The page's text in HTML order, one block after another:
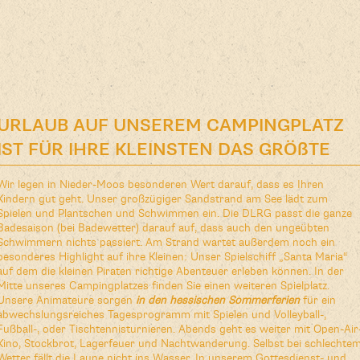
den Nieder-Mooser See. Im
Karpfen, Zander, Barsche,
Tageskarte erhalten Sie mit
am Nieder-Mooser
angeln wollen
in den Briefkasten an der
zwischen 10:00 Uhr und
15,- €. Das Angeln ist nur
weltweites Versteckspiel, bei
versteckt und mittels
mit einem GPS-Gerät kann
Sommerresidenz der
Kurfürsten mit
zum Testen
ohne Gitter zu beobachten.
etc., Steichelzoo.
AUF UNSEREM CAMPINGPLATZ
IST FÜR IHRE KLEINSTEN DAS GRÖßTE
legen in Nieder-Moos besonderen Wert darauf, dass es Ihren
gut geht. Unser großzügiger Sandstrand am See lädt zum
und Plantschen und Schwimmen ein. Die DLRG passt die ganze
(bei Badewetter) darauf auf, dass auch den ungeübten
nichts passiert. Am Strand wartet außerdem noch ein
Highlight auf ihre Kleinen: Unser Spielschiff „Santa Maria“
dem die kleinen Piraten richtige Abenteuer erleben können. In der
unseres Campingplatzes finden Sie einen weiteren Spielplatz.
Animateure sorgen in den hessischen Sommerferienfür ein
Tagesprogramm mit Spielen und Volleyball-,
, oder Tischtennisturnieren. Abends geht es weiter mit Open-
Stockbrot, Lagerfeuer und Nachtwanderung. Selbst bei